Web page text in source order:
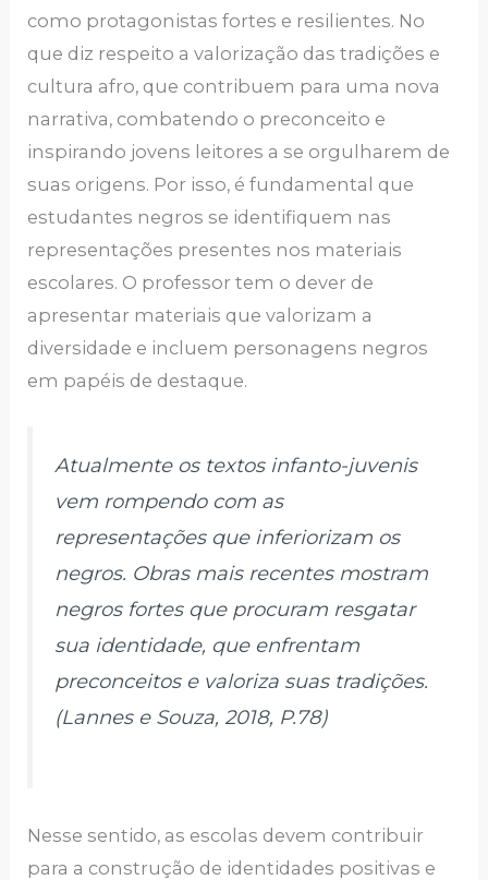
como protagonistas fortes e resilientes. No
que diz respeito a valorização das tradições e
cultura afro, que contribuem para uma nova
narrativa, combatendo o preconceito e
inspirando jovens leitores a se orgulharem de
suas origens. Por isso, é fundamental que
estudantes negros se identifiquem nas
representações presentes nos materiais
escolares. O professor tem o dever de
apresentar materiais que valorizam a
diversidade e incluem personagens negros
em papéis de destaque.
Atualmente os textos infanto-juvenis
vem rompendo com as
representações que inferiorizam os
negros. Obras mais recentes mostram
negros fortes que procuram resgatar
sua identidade, que enfrentam
preconceitos e valoriza suas tradições.
(Lannes e Souza, 2018, P.78)
Nesse sentido, as escolas devem contribuir
para a construção de identidades positivas e